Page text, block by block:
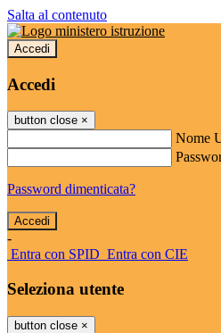
Salta al contenuto
Accedi
Accedi
button close ×
Nome
Password dimenticata?
-
Entra con SPID Entra con CIE
Seleziona utente
button close ×